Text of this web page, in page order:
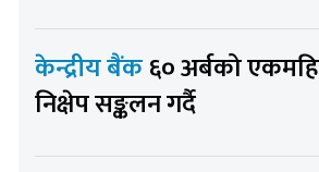
केन्द्रीय बैंक६० अर्बको
निक्षेप सङ्कलन गर्दै